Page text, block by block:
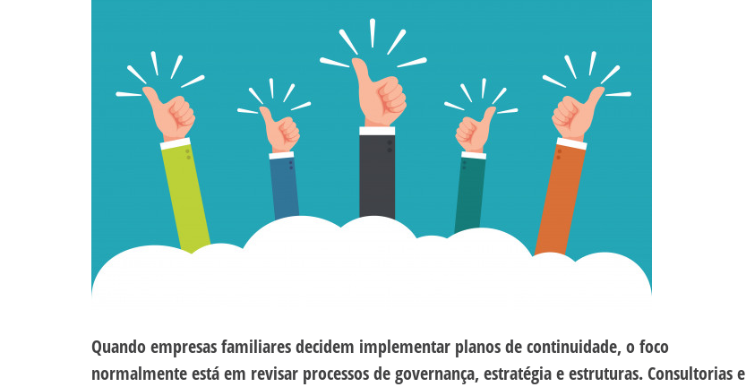
Quando empresas familiares decidem implementar planos de continuidade, o foco
normalmente está em revisar processos de governança, estratégia e estruturas. Consultorias e